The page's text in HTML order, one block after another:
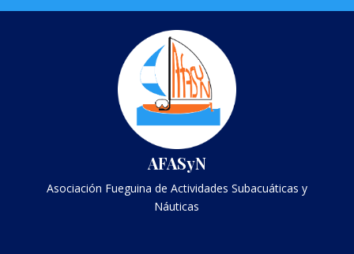
AFASyN
Asociación Fueguina de Actividades Subacuáticas y
Náuticas